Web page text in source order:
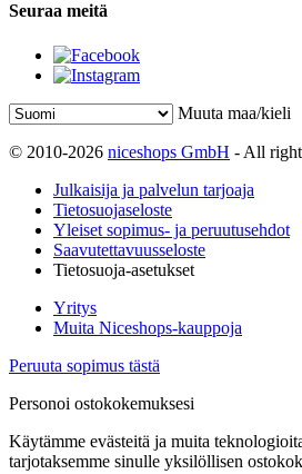
Seuraa meitä
Muuta maa/kieli
© 2010-2026 niceshops GmbH - All
Julkaisija ja palvelun tarjoaja
Tietosuojaseloste
Yleiset sopimus- ja peruutusehdot
Saavutettavuusseloste
Tietosuoja-asetukset
Yritys
Muita Niceshops-kauppoja
Peruuta sopimus tästä
Personoi ostokokemuksesi
Käytämme evästeitä ja muita
tarjotaksemme sinulle yksilöllisen